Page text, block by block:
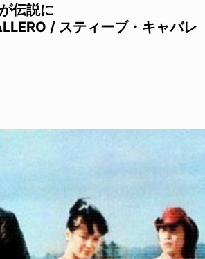
伝説に
/ スティーブ・キャバレ